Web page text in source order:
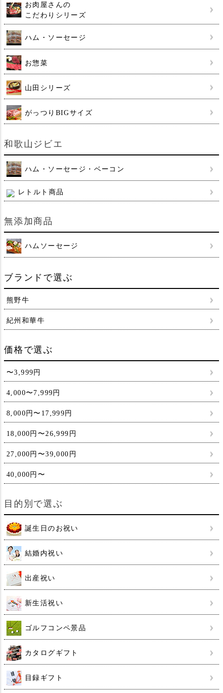
お肉屋さんの
こだわりシリーズ
ハム・ソーセージ
お惣菜
山田シリーズ
がっつりBIGサイズ
和歌山ジビエ
ハム・ソーセージ・ベーコン
レトルト商品
無添加商品
ハムソーセージ
ブランドで選ぶ
熊野牛
紀州和華牛
価格で選ぶ
〜3,999円
4,000〜7,999円
8,000円〜17,999円
18,000円〜26,999円
27,000円〜39,000円
40,000円〜
目的別で選ぶ
誕生日のお祝い
結婚内祝い
出産祝い
新生活祝い
ゴルフコンペ景品
カタログギフト
目録ギフト